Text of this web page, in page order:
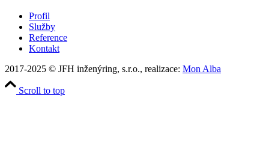
Profil
Služby
Reference
Kontakt
2017-2025 © JFH inženýring, s.r.o., realizace: Mon Alba
Scroll to top